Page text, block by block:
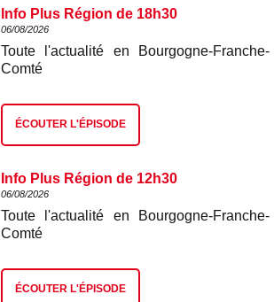
Info Plus Région de 18h30
06/08/2026
Toute l'actualité en Bourgogne-Franche-
Comté
ÉCOUTER L'ÉPISODE
Info Plus Région de 12h30
06/08/2026
Toute l'actualité en Bourgogne-Franche-
Comté
ÉCOUTER L'ÉPISODE